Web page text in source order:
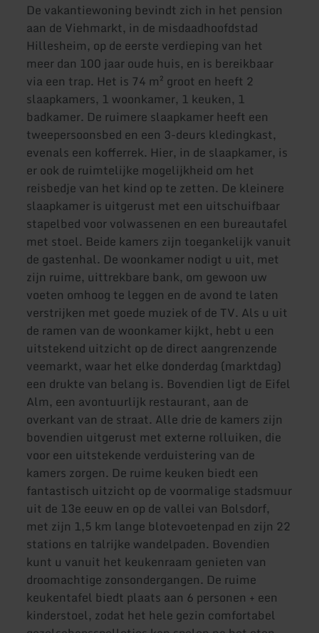
De vakantiewoning bevindt zich in het pension
aan de Viehmarkt, in de misdaadhoofdstad
Hillesheim, op de eerste verdieping van het
meer dan 100 jaar oude huis, en is bereikbaar
via een trap. Het is 74 m² groot en heeft 2
slaapkamers, 1 woonkamer, 1 keuken, 1
badkamer. De ruimere slaapkamer heeft een
tweepersoonsbed en een 3-deurs kledingkast,
evenals een kofferrek. Hier, in de slaapkamer, is
er ook de ruimtelijke mogelijkheid om het
reisbedje van het kind op te zetten. De kleinere
slaapkamer is uitgerust met een uitschuifbaar
stapelbed voor volwassenen en een bureautafel
met stoel. Beide kamers zijn toegankelijk vanuit
de gastenhal. De woonkamer nodigt u uit, met
zijn ruime, uittrekbare bank, om gewoon uw
voeten omhoog te leggen en de avond te laten
verstrijken met goede muziek of de TV. Als u uit
de ramen van de woonkamer kijkt, hebt u een
uitstekend uitzicht op de direct aangrenzende
veemarkt, waar het elke donderdag (marktdag)
een drukte van belang is. Bovendien ligt de Eifel
Alm, een avontuurlijk restaurant, aan de
overkant van de straat. Alle drie de kamers zijn
bovendien uitgerust met externe rolluiken, die
voor een uitstekende verduistering van de
kamers zorgen. De ruime keuken biedt een
fantastisch uitzicht op de voormalige stadsmuur
uit de 13e eeuw en op de vallei van Bolsdorf,
met zijn 1,5 km lange blotevoetenpad en zijn 22
stations en talrijke wandelpaden. Bovendien
kunt u vanuit het keukenraam genieten van
droomachtige zonsondergangen. De ruime
keukentafel biedt plaats aan 6 personen + een
kinderstoel, zodat het hele gezin comfortabel